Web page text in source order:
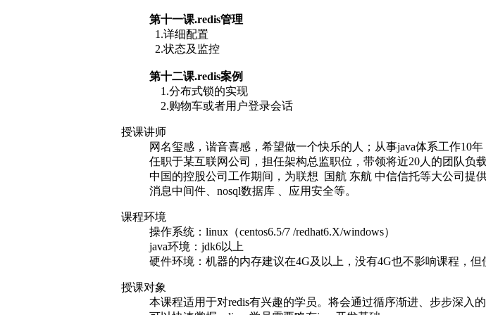
第十一课.redis管理
1.详细配置
2.状态及监控
第十二课.redis案例
1.分布式锁的实现
2.购物车或者用户登录会话
授课讲师
网名玺感，谐音喜感，希望做一个快乐的人；从事java体系工作10
任职于某互联网公司，担任架构总监职位，带领将近20人的团队负
中国的控股公司工作期间，为联想 国航 东航 中信信托等大公司提
消息中间件、nosql数据库 、应用安全等。
课程环境
操作系统：linux（centos6.5/7 /redhat6.X/windows）
java环境：jdk6以上
硬件环境：机器的内存建议在4G及以上，没有4G也不影响课程，
授课对象
本课程适用于对redis有兴趣的学员。将会通过循序渐进、步步深入